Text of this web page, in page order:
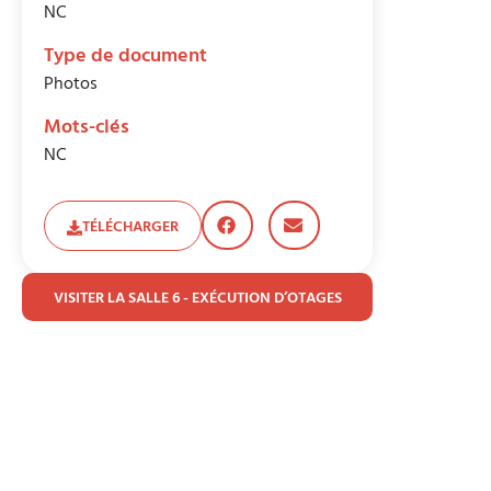
NC
Type de document
Photos
Mots-clés
NC
TÉLÉCHARGER
VISITER LA SALLE 6 - EXÉCUTION D’OTAGES